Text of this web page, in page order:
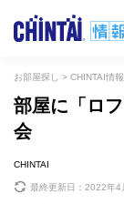
お部屋探し > CHINTAI情
部屋に「ロ
会
CHINTAI
最終更新日： 2022年4